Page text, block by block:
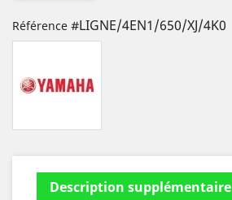
Référence #LIGNE/4EN1/650/XJ/4K0
Description supplémentaire